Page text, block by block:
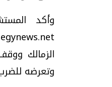
وأكد
الزمالك
وتعرضه
فيديو.. الإعلام الرقمي..
وتحديات هائلة